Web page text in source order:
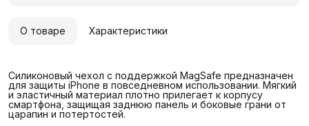
О товаре Характеристики
Силиконовый чехол с поддержкой MagSafe предназначен
для защиты iPhone в повседневном использовании. Мягкий
и эластичный материал плотно прилегает к корпусу
смартфона, защищая заднюю панель и боковые грани от
царапин и потертостей.